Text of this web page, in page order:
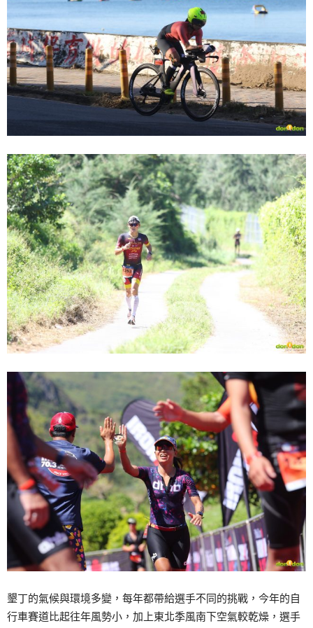
墾丁的氣候與環境多變，每年都帶給選手不同的挑戰，今年的自
行車賽道比起往年風勢小，加上東北季風南下空氣較乾燥，選手